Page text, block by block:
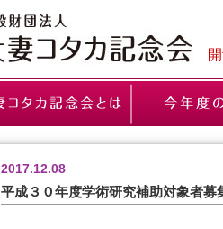
2017.12.08
平成３０年度学術研究補助対象者募